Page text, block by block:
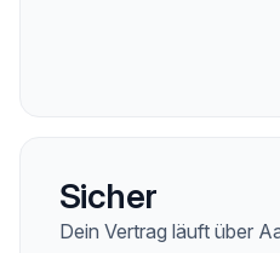
Sicher
Dein Vertrag läuft über